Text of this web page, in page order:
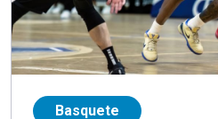
Basquete